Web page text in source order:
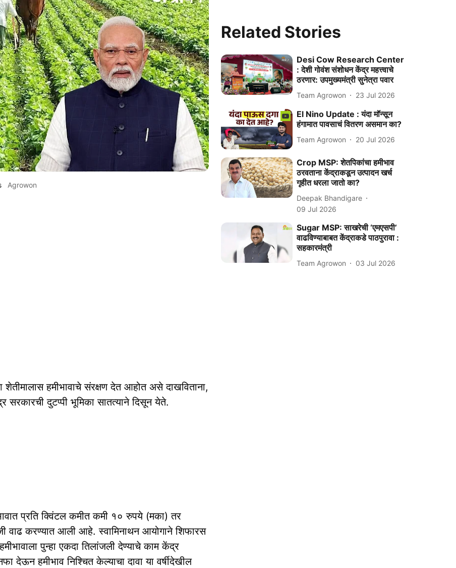
Agrowon
शेतीमालास हमीभावाचे संरक्षण देत आहोत असे दाखविताना,
सरकारची दुटप्पी भूमिका सातत्याने दिसून येते.
प्रति क्विंटल कमीत कमी १० रुपये (मका) तर
करण्यात आली आहे. स्वामिनाथन आयोगाने शिफारस
पुन्हा एकदा तिलांजली देण्याचे काम केंद्र
हमीभाव निश्चित केल्याचा दावा या वर्षीदेखील
Related Stories
Desi Cow Research Center
: देशी गोवंश संशोधन केंद्र महत्त्वाचे
ठरणार: उपमुख्यमंत्री सुनेत्रा पवार
Team Agrowon 23 Jul 2026
El Nino Update : यंदा मॉन्सून
हंगामात पावसाचं वितरण असमान का?
Team Agrowon 20 Jul 2026
Crop MSP: शेतपिकांचा हमीभाव
ठरवताना केंद्राकडून उत्पादन खर्च
गृहीत धरला जातो का?
Deepak Bhandigare
09 Jul 2026
Sugar MSP: साखरेची ‘एमएसपी’
वाढविण्याबाबत केंद्राकडे पाठपुरावा :
सहकारमंत्री
Team Agrowon 03 Jul 2026